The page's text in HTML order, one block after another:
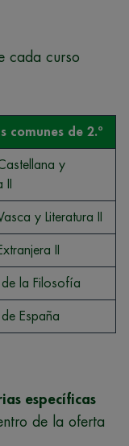
cada curso
comunes de 2.º
y
y Literatura II
II
de la Filosofía
España
específicas
de la oferta